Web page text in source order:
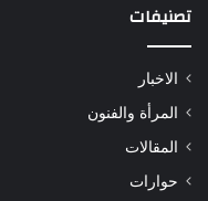
تصنيفات
الاخبار
المرأة والفنون
المقالات
حوارات